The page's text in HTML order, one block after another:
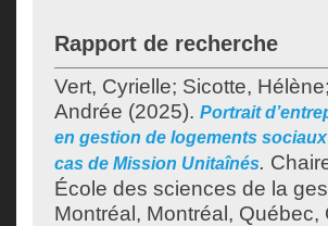
Rapport de recherche
Vert, Cyrielle; Sicotte, Hélène;
Andrée (2025). Portrait
en gestion de logements
cas de Mission Unitaînés.
École des sciences de la
Montréal, Montréal,